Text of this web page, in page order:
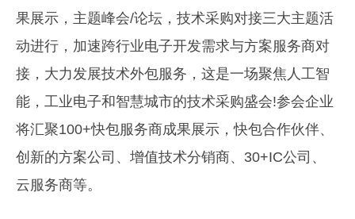
果展示，主题峰会/论坛，技术采购对接三大主题活
动进行，加速跨行业电子开发需求与方案服务商对
接，大力发展技术外包服务，这是一场聚焦人工智
能，工业电子和智慧城市的技术采购盛会!参会企业
将汇聚100+快包服务商成果展示，快包合作伙伴、
创新的方案公司、增值技术分销商、30+IC公司、
云服务商等。